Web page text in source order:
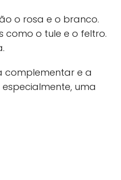
o rosa e o branco.
como o tule e o feltro.
complementar e a
uma